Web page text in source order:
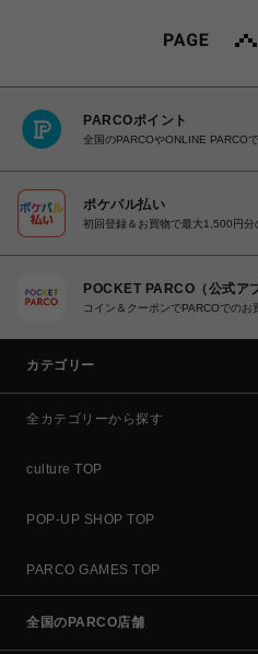
PARCOポイント
全国のPARCOやONLINE PARCO
ポケパル払い
初回登録＆お買物で最大1,500円分
POCKET PARCO（公式ア
コイン＆クーポンでPARCOでのお
カテゴリー
全カテゴリーから探す
culture TOP
POP-UP SHOP TOP
PARCO GAMES TOP
全国のPARCO店舗